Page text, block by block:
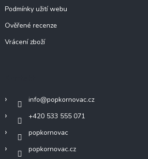
Podmínky užití webu
Ověřené recenze
Vrácení zboží
info@popkornovac.cz
+420 533 555 071
popkornovac
popkornovac.cz